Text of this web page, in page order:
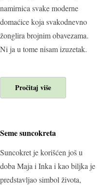
namirnica svake moderne
domaćice koja svakodnevno
žonglira brojnim obavezama.
Ni ja u tome nisam izuzetak.
Pročitaj više
Seme suncokreta
Suncokret je korišćen još u
doba Maja i Inka i kao biljka je
predstavljao simbol života,